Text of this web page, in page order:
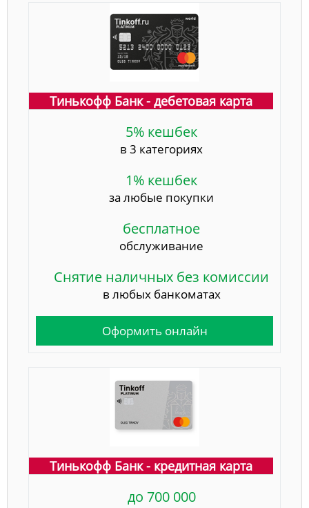
Тинькофф Банк - дебетовая карта
5% кешбек
в 3 категориях
1% кешбек
за любые покупки
бесплатное
обслуживание
Снятие наличных без комиссии
в любых банкоматах
Оформить онлайн
Тинькофф Банк - кредитная карта
до 700 000